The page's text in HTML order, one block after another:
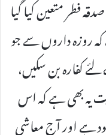
فطر متعین کیا گیا
روزہ داروں سے جو
کفارہ بن سکیں،
یہ بھی ہے کہ اس
ہے اور آج معاشی